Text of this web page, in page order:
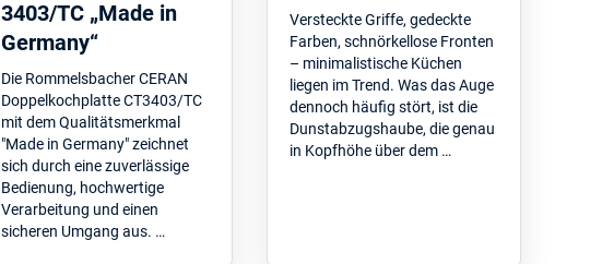
3403/TC „Made in
Germany“
Die Rommelsbacher CERAN
Doppelkochplatte CT3403/TC
mit dem Qualitätsmerkmal
"Made in Germany" zeichnet
sich durch eine zuverlässige
Bedienung, hochwertige
Verarbeitung und einen
sicheren Umgang aus. …
Versteckte Griffe, gedeckte
Farben, schnörkellose Fronten
– minimalistische Küchen
liegen im Trend. Was das Auge
dennoch häufig stört, ist die
Dunstabzugshaube, die genau
in Kopfhöhe über dem …